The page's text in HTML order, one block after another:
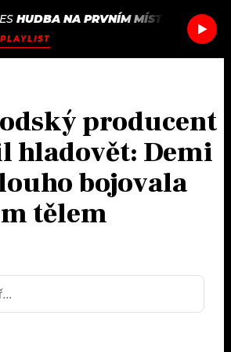
JAK
SEZNAM.CZ
HUDBA NA PRVNÍM MÍSTĚ NIA
producent
hladovět: Demi
bojovala
tělem